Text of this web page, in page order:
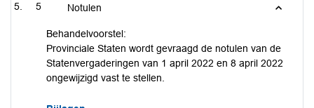
5 Notulen
Behandelvoorstel:
Provinciale Staten wordt gevraagd de notulen van de
Statenvergaderingen van 1 april 2022 en 8 april 2022
ongewijzigd vast te stellen.